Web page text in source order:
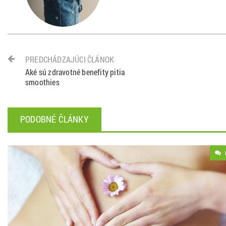
PREDCHÁDZAJÚCI ČLÁNOK
Aké sú zdravotné benefity pitia
smoothies
PODOBNÉ ČLÁNKY